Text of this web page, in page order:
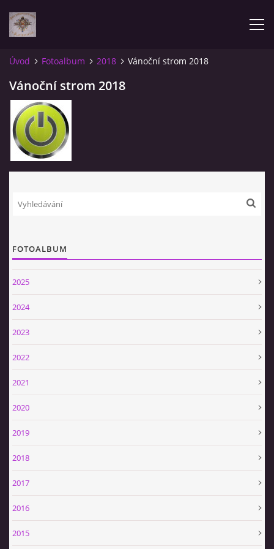
ÚVOD
POZVÁNKY NA SOUTĚŽE
FOTOALBUM
ZPRÁVY Z OSH KLATOVY
KDE NÁS NAJDETE
POMOCNÍCI A ZAJÍMAVOSTI
Úvod Fotoalbum 2018 Vánoční strom 2018
Vánoční strom 2018
FOTOALBUM
2025
2024
2023
2022
2021
2020
2019
2018
2017
2016
2015